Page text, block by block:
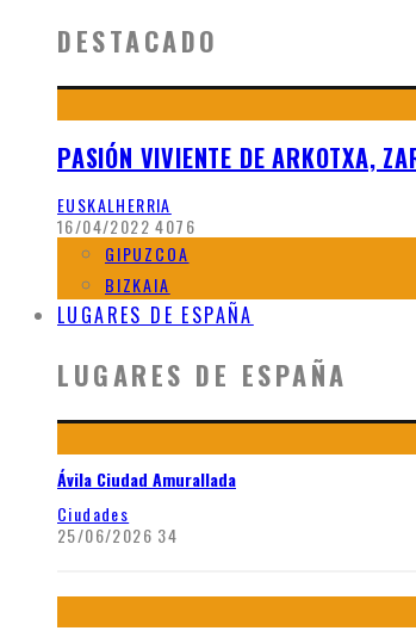
DESTACADO
PASIÓN VIVIENTE DE ARKOTXA,
EUSKALHERRIA
16/04/2022 4076
GIPUZCOA
BIZKAIA
LUGARES DE ESPAÑA
LUGARES DE ESPAÑA
Ávila Ciudad Amurallada
Ciudades
25/06/2026 34